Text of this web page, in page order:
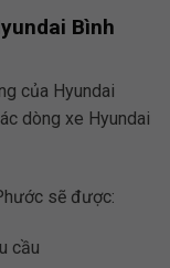
Bình
của Hyundai
dòng xe Hyundai
sẽ được:
cầu